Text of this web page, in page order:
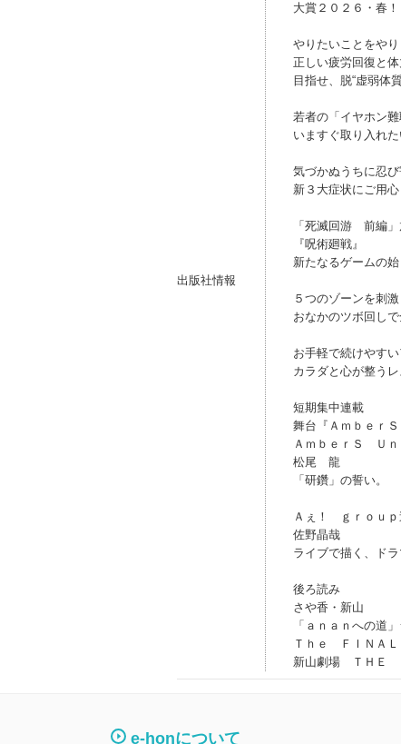
出版社情報
大賞２０２６・春！
やりたいことをやり
正しい疲労回復と
目指せ、脱“虚弱体質
若者の「イヤホン難
いますぐ取り入れた
気づかぬうちに忍
新３大症状にご用心
「死滅回游 前編」
『呪術廻戦』
新たなるゲームの始
５つのゾーンを刺
おなかのツボ回しで
お手軽で続けやすい
カラダと心が整う
短期集中連載
舞台『Ａｍｂｅｒ
ＡｍｂｅｒＳ Ｕ
松尾 龍
「研鑽」の誓い。
Ａぇ！ ｇｒｏｕ
佐野晶哉
ライブで描く、ドラ
後ろ読み
さや香・新山
「ａｎａｎへの道
Ｔｈｅ ＦＩＮＡＬ
新山劇場 ＴＨＥ
e-honについて